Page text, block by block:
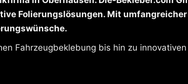
Folierungslösungen. Mit
Fahrzeugbeklebung bis hin zu